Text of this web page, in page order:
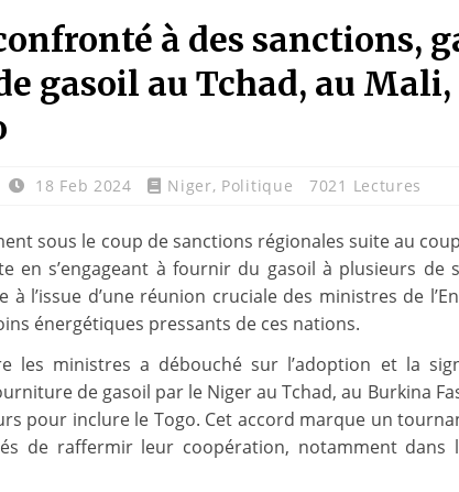
à des sanctions,
gasoil au Tchad, au
18 Feb 2024 Niger, Politique 7021 Lectures
sous le coup de sanctions régionales suite au
en s’engageant à fournir du gasoil à plusieurs de
à l’issue d’une réunion cruciale des ministres de
énergétiques pressants de ces nations.
les ministres a débouché sur l’adoption et la
de gasoil par le Niger au Tchad, au Burkina
pour inclure le Togo. Cet accord marque un
de raffermir leur coopération, notamment dans